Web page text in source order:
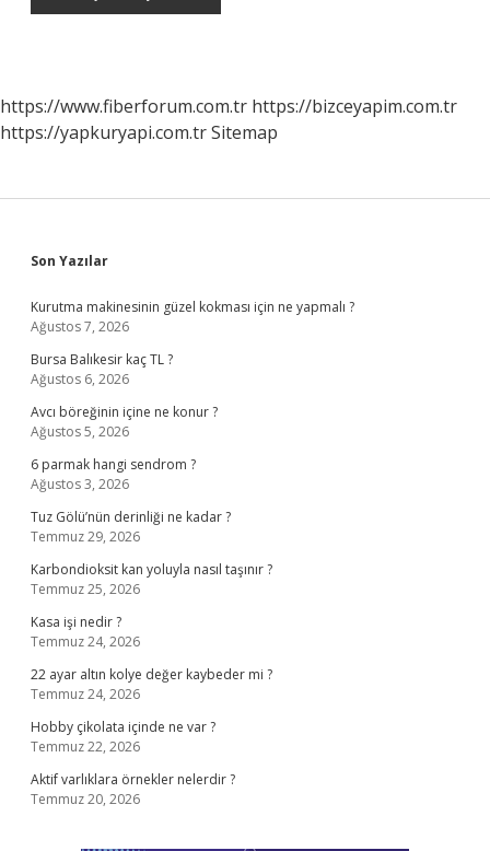
https://www.fiberforum.com.tr https://bizceyapim.com.tr
https://yapkuryapi.com.trSitemap
Sidebar
Son Yazılar
Kurutma makinesinin güzel kokması için ne yapmalı ?
Ağustos 7, 2026
Bursa Balıkesir kaç TL ?
Ağustos 6, 2026
Avcı böreğinin içine ne konur ?
Ağustos 5, 2026
6 parmak hangi sendrom ?
Ağustos 3, 2026
Tuz Gölü’nün derinliği ne kadar ?
Temmuz 29, 2026
Karbondioksit kan yoluyla nasıl taşınır ?
Temmuz 25, 2026
Kasa işi nedir ?
Temmuz 24, 2026
22 ayar altın kolye değer kaybeder mi ?
Temmuz 24, 2026
Hobby çikolata içinde ne var ?
Temmuz 22, 2026
Aktif varlıklara örnekler nelerdir ?
Temmuz 20, 2026